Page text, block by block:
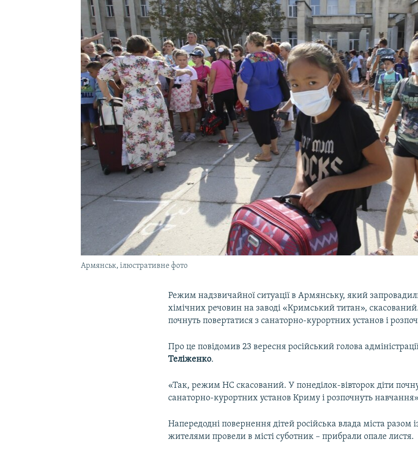
УКРАЇНСЬКА ПРОБЛЕМА КРИМУ
Армянськ, ілюстративне фото
Режим надзвичайної ситуації в Армянську, який
хімічних речовин на заводі «Кримський титан»,
почнуть повертатися з санаторно-курортних установ і
Про це повідомив 23 вересня російський голова
Теліженко.
«Так, режим НС скасований. У понеділок-вівторок діти
санаторно-курортних установ Криму і розпочнуть
Напередодні повернення дітей російська влада міста разом
жителями провели в місті суботник – прибрали опале листя.